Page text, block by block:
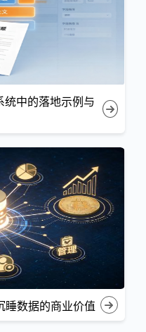
统中的落地示例与
睡数据的商业价值